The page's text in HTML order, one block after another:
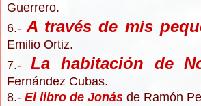
Guerrero.
6.-A través de mis
Emilio Ortiz.
7.- La habitación de
Fernández Cubas.
8.- El libro de Jonás de Ramón